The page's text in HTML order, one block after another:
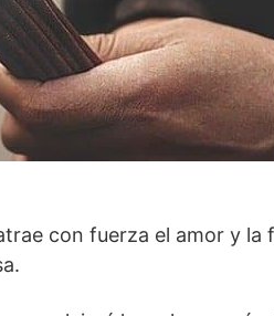
con fuerza el amor y la